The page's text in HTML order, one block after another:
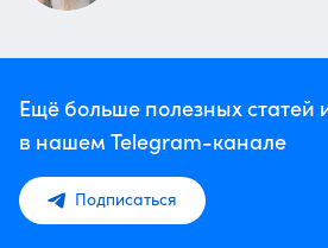
Ещё больше полезных статей
в нашем Telegram-канале
Подписаться